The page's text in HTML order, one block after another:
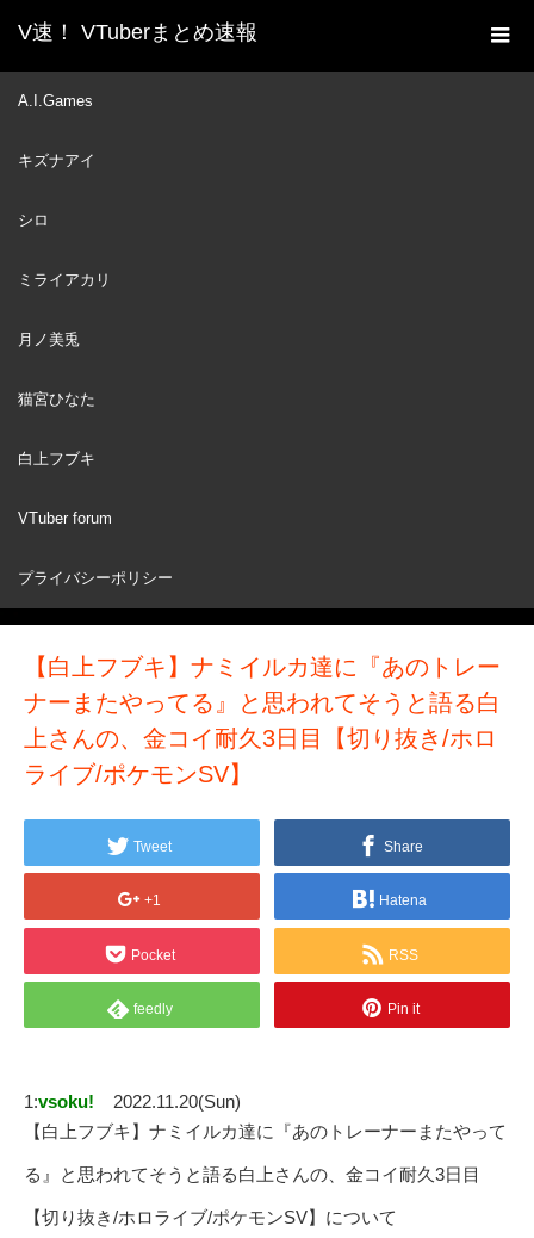
V速！ VTuberまとめ速報
A.I.Games
キズナアイ
シロ
ミライアカリ
月ノ美兎
猫宮ひなた
白上フブキ
VTuber forum
プライバシーポリシー
ホーム
新着動画一覧
さんの、金コイ耐久3日目【切り抜き/ホロライブ/ポケモンSV】
21
【白上フブキ】ナミイルカ達に『あのトレー
ナーまたやってる』と思われてそうと語る白
上さんの、金コイ耐久3日目【切り抜き/ホロ
ライブ/ポケモンSV】
Tweet Share
+1 Hatena
Pocket RSS
feedly Pin it
1:vsoku!
2022.11.20(Sun)
【白上フブキ】ナミイルカ達に『あのトレーナーまたやって
る』と思われてそうと語る白上さんの、金コイ耐久3日目
【切り抜き/ホロライブ/ポケモンSV】について